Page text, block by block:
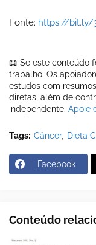
Fonte: https://bit.ly/
📖 Se este conteúdo
trabalho. Os
estudos com
diretas, além de
independente. Apoie
Tags: Câncer Dieta
Facebook
Conteúdo